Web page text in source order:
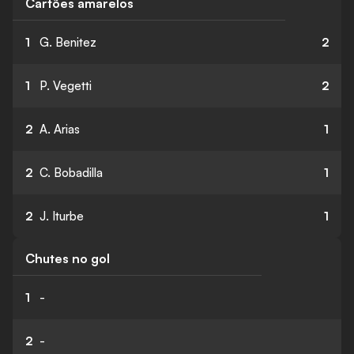
Cartões amarelos
1 G. Benitez 2
1 P. Vegetti 2
2 A. Arias 1
2 C. Bobadilla 1
2 J. Iturbe 1
Chutes no gol
1 -
2 -